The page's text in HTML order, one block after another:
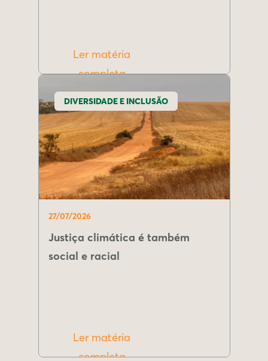
Ler matéria
completa
DIVERSIDADE E INCLUSÃO
27/07/2026
Justiça climática é também
social e racial
Ler matéria
completa